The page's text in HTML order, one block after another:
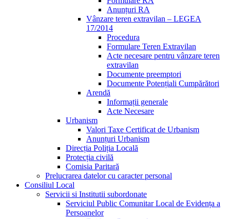
Anunțuri RA
Vânzare teren extravilan – LEGEA
17/2014
Procedura
Formulare Teren Extravilan
Acte necesare pentru vânzare teren
extravilan
Documente preemptori
Documente Potențiali Cumpărători
Arendă
Informații generale
Acte Necesare
Urbanism
Valori Taxe Certificat de Urbanism
Anunțuri Urbanism
Direcția Poliția Locală
Protecția civilă
Comisia Paritară
Prelucrarea datelor cu caracter personal
Consiliul Local
Servicii si Institutii subordonate
Serviciul Public Comunitar Local de Evidența a
Persoanelor